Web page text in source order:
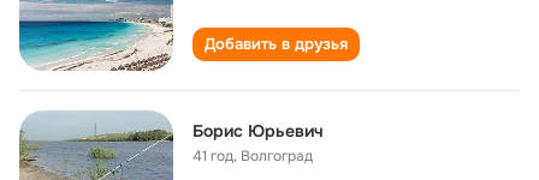
Добавить в друзья
Борис Юрьевич
41 год, Волгоград